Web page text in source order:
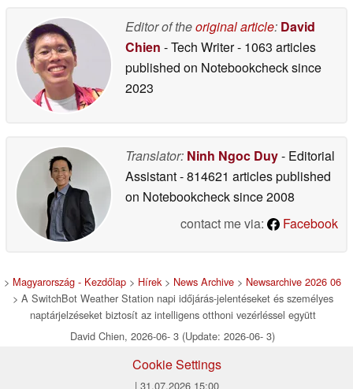
Editor of theoriginal article: David
Chien - Tech Writer- 1063 articles
published on Notebookchecksince
2023
Translator: Ninh Ngoc Duy- Editorial
Assistant- 814621 articles published
on Notebookchecksince 2008
contact me via:
Facebook
> Magyarország - Kezdőlap > Hírek > News Archive > Newsarchive 2026 06
> A SwitchBot Weather Station napi időjárás-jelentéseket és személyes
naptárjelzéseket biztosít az intelligens otthoni vezérléssel együtt
David Chien, 2026-06- 3 (Update: 2026-06- 3)
Cookie Settings
| 31.07.2026 15:00